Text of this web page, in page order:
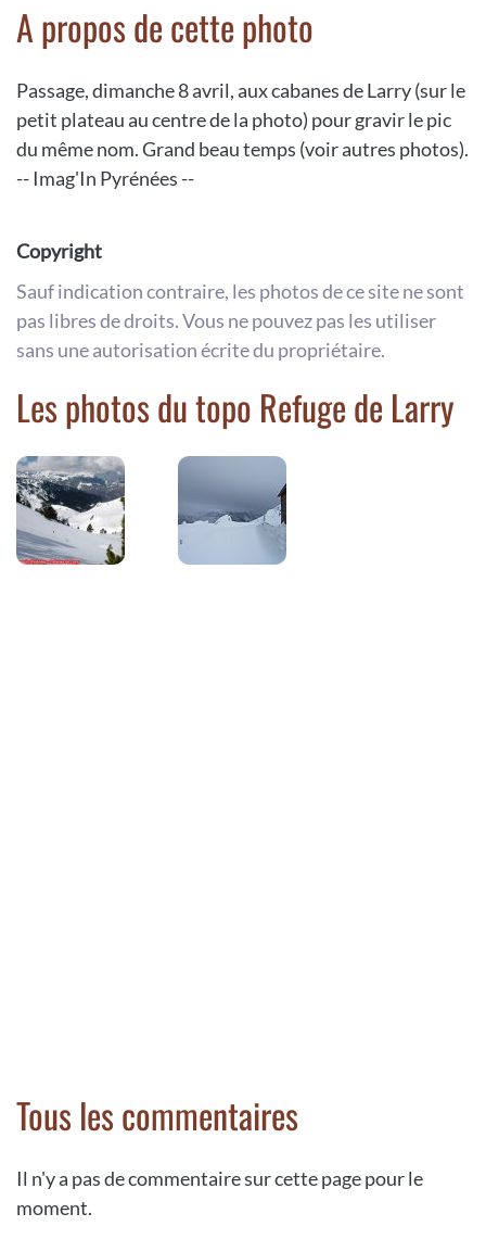
A propos de cette photo
Passage, dimanche 8 avril, aux cabanes de Larry (sur le
petit plateau au centre de la photo) pour gravir le pic
du même nom. Grand beau temps (voir autres photos).
-- Imag'In Pyrénées --
Copyright
Sauf indication contraire, les photos de ce site ne sont
pas libres de droits. Vous ne pouvez pas les utiliser
sans une autorisation écrite du propriétaire.
Les photos du topo Refuge de Larry
Tous les commentaires
Il n'y a pas de commentaire sur cette page pour le
moment.